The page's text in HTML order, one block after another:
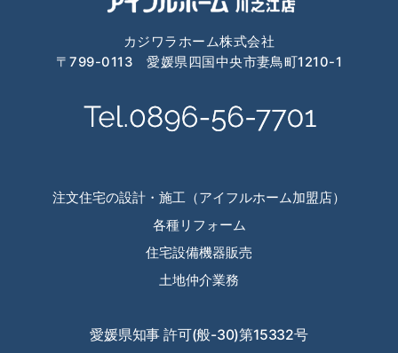
2024年3月
2024年2月
2023年8月
カジワラホーム株式会社
〒799-0113 愛媛県四国中央市妻鳥町1210-1
注文住宅の設計・施工（アイフルホーム加盟店）
各種リフォーム
住宅設備機器販売
土地仲介業務
愛媛県知事 許可(般-30)第15332号